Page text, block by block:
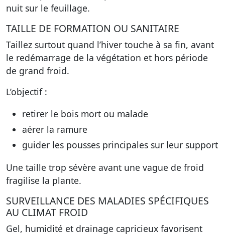
nuit sur le feuillage.
TAILLE DE FORMATION OU SANITAIRE
Taillez surtout quand l’hiver touche à sa fin, avant
le redémarrage de la végétation et hors période
de grand froid.
L’objectif :
retirer le bois mort ou malade
aérer la ramure
guider les pousses principales sur leur support
Une taille trop sévère avant une vague de froid
fragilise la plante.
SURVEILLANCE DES MALADIES SPÉCIFIQUES
AU CLIMAT FROID
Gel, humidité et drainage capricieux favorisent